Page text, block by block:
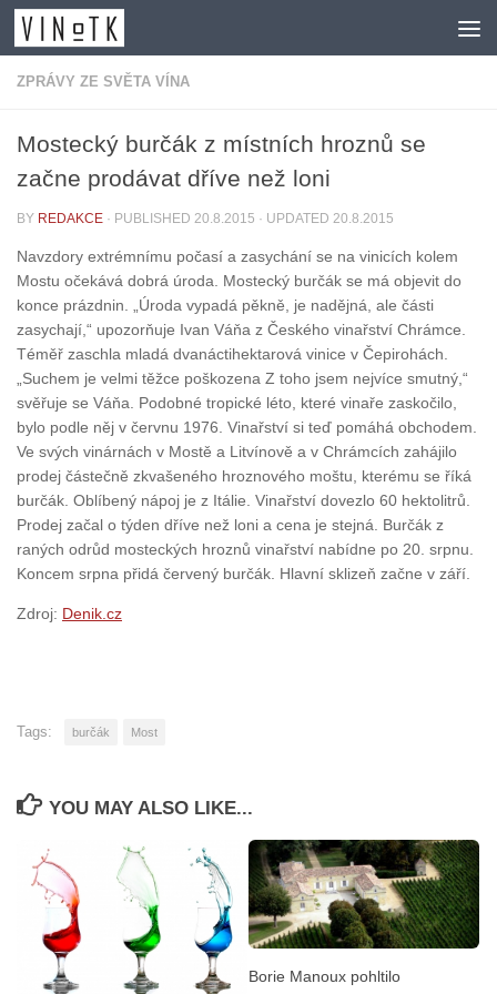
Skip to content
ZPRÁVY ZE SVĚTA VÍNA
Mostecký burčák z místních hroznů se
začne prodávat dříve než loni
BY REDAKCE · PUBLISHED 20.8.2015 · UPDATED 20.8.2015
Navzdory extrémnímu počasí a zasychání se na vinicích kolem
Mostu očekává dobrá úroda. Mostecký burčák se má objevit do
konce prázdnin. „Úroda vypadá pěkně, je nadějná, ale části
zasychají,“ upozorňuje Ivan Váňa z Českého vinařství Chrámce.
Téměř zaschla mladá dvanáctihektarová vinice v Čepirohách.
„Suchem je velmi těžce poškozena Z toho jsem nejvíce smutný,“
svěřuje se Váňa. Podobné tropické léto, které vinaře zaskočilo,
bylo podle něj v červnu 1976. Vinařství si teď pomáhá obchodem.
Ve svých vinárnách v Mostě a Litvínově a v Chrámcích zahájilo
prodej částečně zkvašeného hroznového moštu, kterému se říká
burčák. Oblíbený nápoj je z Itálie. Vinařství dovezlo 60 hektolitrů.
Prodej začal o týden dříve než loni a cena je stejná. Burčák z
raných odrůd mosteckých hroznů vinařství nabídne po 20. srpnu.
Koncem srpna přidá červený burčák. Hlavní sklizeň začne v září.
Zdroj: Denik.cz
Tags: burčák Most
YOU MAY ALSO LIKE...
Borie Manoux pohltilo